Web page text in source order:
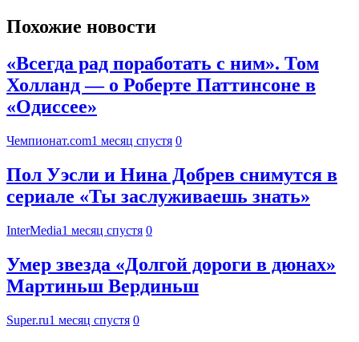
Похожие новости
«Всегда рад поработать с ним». Том
Холланд — о Роберте Паттинсоне в
«Одиссее»
Чемпионат.com1 месяц спустя 0
Пол Уэсли и Нина Добрев снимутся в
сериале «Ты заслуживаешь знать»
InterMedia1 месяц спустя 0
Умер звезда «Долгой дороги в дюнах»
Мартиньш Вердиньш
Super.ru1 месяц спустя 0